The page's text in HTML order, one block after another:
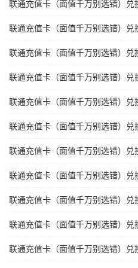
联通充值卡（面值千万别选错）兑
联通充值卡（面值千万别选错）兑
联通充值卡（面值千万别选错）兑
联通充值卡（面值千万别选错）兑
联通充值卡（面值千万别选错）兑
联通充值卡（面值千万别选错）兑
联通充值卡（面值千万别选错）兑
联通充值卡（面值千万别选错）兑
联通充值卡（面值千万别选错）兑
联通充值卡（面值千万别选错）兑
联通充值卡（面值千万别选错）兑